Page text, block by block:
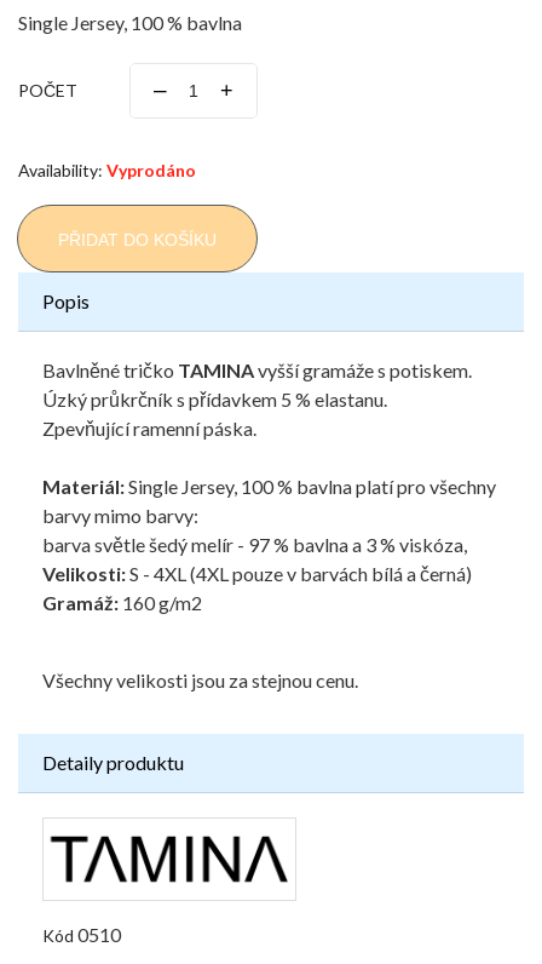
Single Jersey, 100 % bavlna
POČET – +
Availability: Vyprodáno
PŘIDAT DO KOŠÍKU
Popis
Bavlněné tričko TAMINAvyšší gramáže s potiskem.
Úzký průkrčník s přídavkem 5 % elastanu.
Zpevňující ramenní páska.
Materiál:Single Jersey, 100 % bavlna platí pro všechny
barvy mimo barvy:
barva světle šedý melír - 97 % bavlna a 3 % viskóza,
Velikosti:S - 4XL (4XL pouze v barvách bílá a černá)
Gramáž: 160 g/m2
Všechny velikosti jsou za stejnou cenu.
Detaily produktu
Kód 0510